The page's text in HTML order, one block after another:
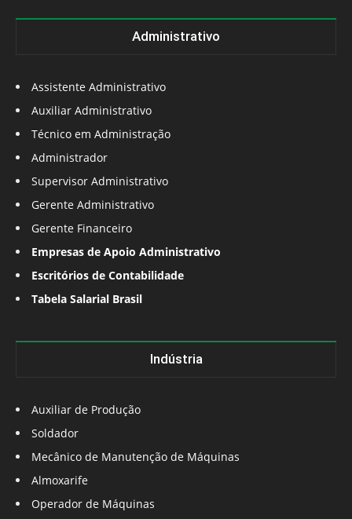
Administrativo
Assistente Administrativo
Auxiliar Administrativo
Técnico em Administração
Administrador
Supervisor Administrativo
Gerente Administrativo
Gerente Financeiro
Empresas de Apoio Administrativo
Escritórios de Contabilidade
Tabela Salarial Brasil
Indústria
Auxiliar de Produção
Soldador
Mecânico de Manutenção de Máquinas
Almoxarife
Operador de Máquinas